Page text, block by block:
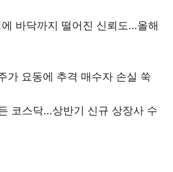
바닥까지 떨어진 신뢰도…올해
가 요동에 추격 매수자 손실 쑥
코스닥…상반기 신규 상장사 수